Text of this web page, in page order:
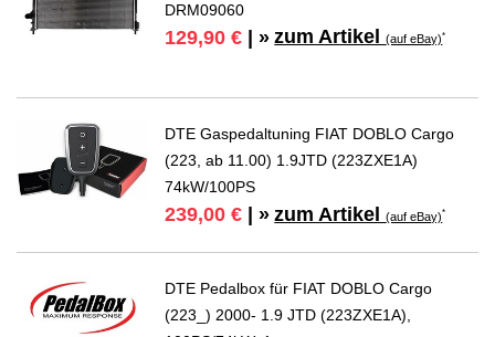
DRM09060
129,90 € | » zum Artikel(auf eBay)*
DTE Gaspedaltuning FIAT DOBLO Cargo
(223, ab 11.00) 1.9JTD (223ZXE1A)
74kW/100PS
239,00 € | » zum Artikel(auf eBay)*
DTE Pedalbox für FIAT DOBLO Cargo
(223_) 2000- 1.9 JTD (223ZXE1A),